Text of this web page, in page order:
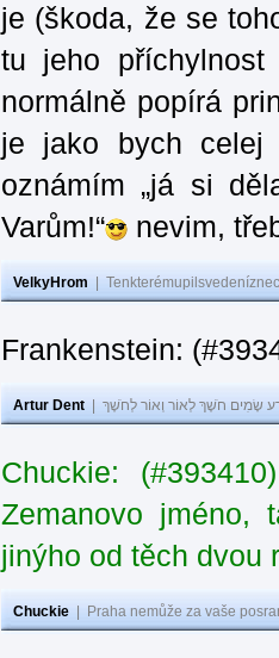
je (škoda, že se
tu jeho
normálně popírá
je jako bych celej
oznámím „já si
Varům!“
nevim,
VelkyHrom
Frankenstein:
Artur Dent שָׂמִים חֹשֶׁךְ לְאוֹר וְאוֹר לְחֹשֶׁךְ
Chuckie:
Zemanovo jméno,
jinýho od těch dvou
Chuckie Praha nemůže za vaše